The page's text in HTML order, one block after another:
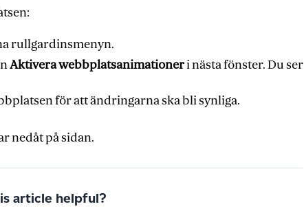
rullgardinsmenyn.
Aktivera webbplatsanimationeri nästa fönster. Du ser
för att ändringarna ska bli synliga.
nedåt på sidan.
article helpful?